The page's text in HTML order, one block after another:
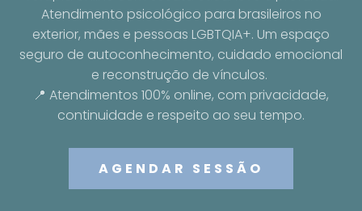
Atendimento psicológico para brasileiros no
exterior, mães e pessoas LGBTQIA+. Um espaço
seguro de autoconhecimento, cuidado emocional
e reconstrução de vínculos.
📍 Atendimentos 100% online, com privacidade,
continuidade e respeito ao seu tempo.
AGENDAR SESSÃO